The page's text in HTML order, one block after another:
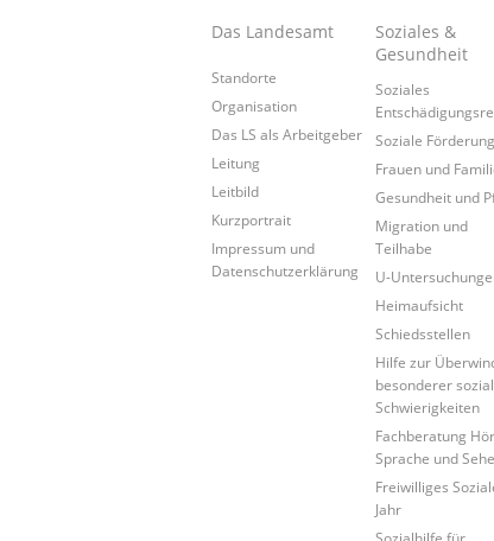
Für Rückfragen stehen wir Ihnen
Das Landesamt
Standorte
Organisation
Das LS als Arbeitgeber
Leitung
Leitbild
Kurzportrait
Impressum und
Datenschutzerklärung
Soziales &
Gesundheit
Soziales
Soziale
Frauen und
Gesundheit und
Migration und
Teilhabe
U-
Heimaufsicht
Schiedsstellen
Hilfe zur
besonderer
Schwierigkeiten
Fachberatung
Sprache und
Freiwilliges
Jahr